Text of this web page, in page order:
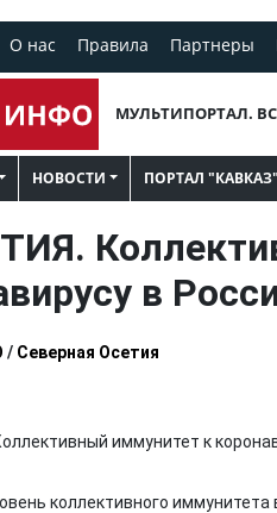
О нас Правила Партнеры
МУЛЬТИПОРТАЛ.
НОВОСТИ ПОРТАЛ "КАВКАЗ"
в
/ Северная Осетия
коллективного иммунитета